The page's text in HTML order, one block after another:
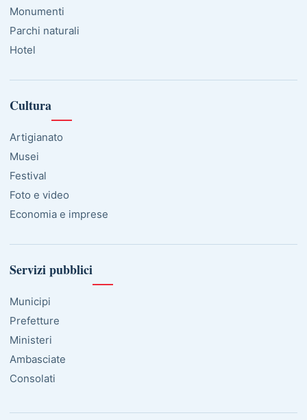
Monumenti
Parchi naturali
Hotel
Cultura
Artigianato
Musei
Festival
Foto e video
Economia e imprese
Servizi pubblici
Municipi
Prefetture
Ministeri
Ambasciate
Consolati